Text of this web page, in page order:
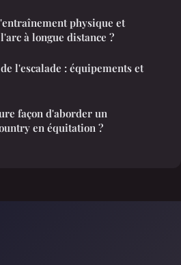
physique et
à longue distance ?
l'escalade : équipements et
façon d'aborder un
en équitation ?